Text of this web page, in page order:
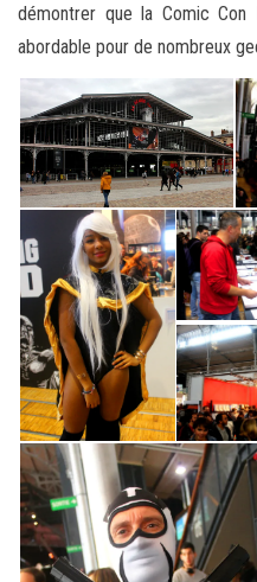
démontrer que la Comic
abordable pour de nombreux